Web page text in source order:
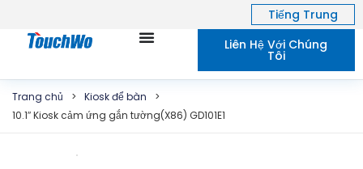
Tiếng Trung
Liên Hệ Với Chúng
Tôi
Trang chủ > Kiosk để bàn
>
10.1″ Kiosk cảm ứng gắn tường(X86) GD101E1